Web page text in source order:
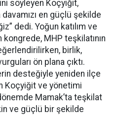
söyleyen Koçyiğit,
davamızı en güçlü şekilde
dedi. Yoğun katılım ve
MHP teşkilatının
birlik,
ön plana çıktı.
desteğiyle yeniden ilçe
Koçyiğit ve yönetimi
Mamak’ta teşkilat
ve güçlü bir şekilde